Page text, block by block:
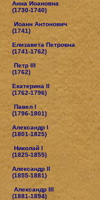
Анна Иоановна
(1730-1740)
Иоанн Антонович
(1741)
Елизавета Петровна
(1741-1762)
Петр III
(1762)
Екатерина II
(1762-1796)
Павел I
(1796-1801)
Александр I
(1801-1825)
Николай I
(1825-1855)
Александр II
(1855-1881)
Александр III
(1881-1894)